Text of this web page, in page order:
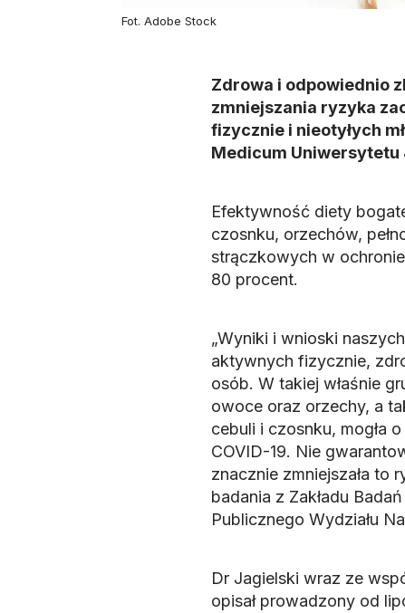
Fot. Adobe Stock
Zdrowa i odpowiednio
zmniejszania ryzyka
fizycznie i nieotyłych
Medicum Uniwersytetu
Efektywność diety
czosnku, orzechów,
strączkowych w
80 procent.
„Wyniki i wnioski
aktywnych fizycznie,
osób. W takiej właśnie
owoce oraz orzechy, a
cebuli i czosnku, mogła
COVID-19. Nie
znacznie zmniejszała to
badania z Zakładu
Publicznego Wydziału
Dr Jagielski wraz ze
opisał prowadzony od